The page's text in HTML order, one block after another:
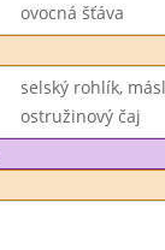
ovocná šťáva
selský rohlík,
ostružinový čaj